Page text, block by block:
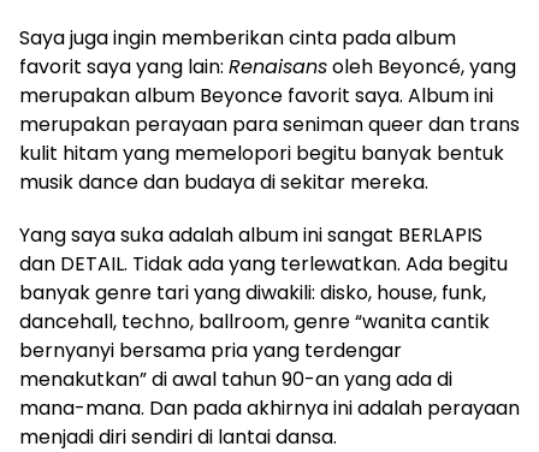
Saya juga ingin memberikan cinta pada album
favorit saya yang lain: Renaisansoleh Beyoncé, yang
merupakan album Beyonce favorit saya. Album ini
merupakan perayaan para seniman queer dan trans
kulit hitam yang memelopori begitu banyak bentuk
musik dance dan budaya di sekitar mereka.
Yang saya suka adalah album ini sangat BERLAPIS
dan DETAIL. Tidak ada yang terlewatkan. Ada begitu
banyak genre tari yang diwakili: disko, house, funk,
dancehall, techno, ballroom, genre “wanita cantik
bernyanyi bersama pria yang terdengar
menakutkan” di awal tahun 90-an yang ada di
mana-mana. Dan pada akhirnya ini adalah perayaan
menjadi diri sendiri di lantai dansa.